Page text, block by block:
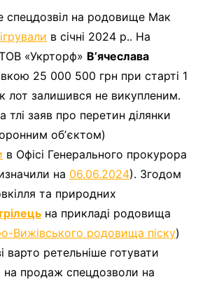
спецдозвіл на родовище Мак
в січні 2024 р.. На
«Укрторф» Вʼячеслава
25 000 500 грн при старті 1
лот залишився не викупленим.
тлі заяв про перетин ділянки
обʼєктом)
в Офісі Генерального прокурора
на 06.06.2024). Згодом
та природних
на прикладі родовища
Вижівського родовища піску)
ретельніше готувати
продаж спецдозволи на